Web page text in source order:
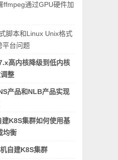
ffmpeg通过GPU硬件加
脚本和Linux Unix格式
平台问题
高内核降级到低内核
整
产品和NLB产品实现
K8S集群如何使用基
均衡
自建K8S集群